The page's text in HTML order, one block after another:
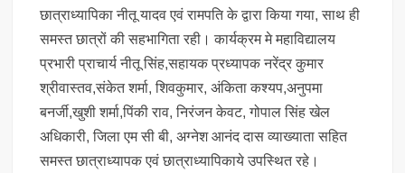
छात्राध्यापिका नीतू यादव एवं रामपति के द्वारा किया गया, साथ ही
समस्त छात्रों की सहभागिता रही। कार्यक्रम मे महाविद्यालय
प्रभारी प्राचार्य नीतू सिंह,सहायक प्रध्यापक नरेंद्र कुमार
श्रीवास्तव,संकेत शर्मा, शिवकुमार, अंकिता कश्यप,अनुपमा
बनर्जी,खुशी शर्मा,पिंकी राव, निरंजन केवट, गोपाल सिंह खेल
अधिकारी, जिला एम सी बी, अग्नेश आनंद दास व्याख्याता सहित
समस्त छात्राध्यापक एवं छात्राध्यापिकाये उपस्थित रहे।